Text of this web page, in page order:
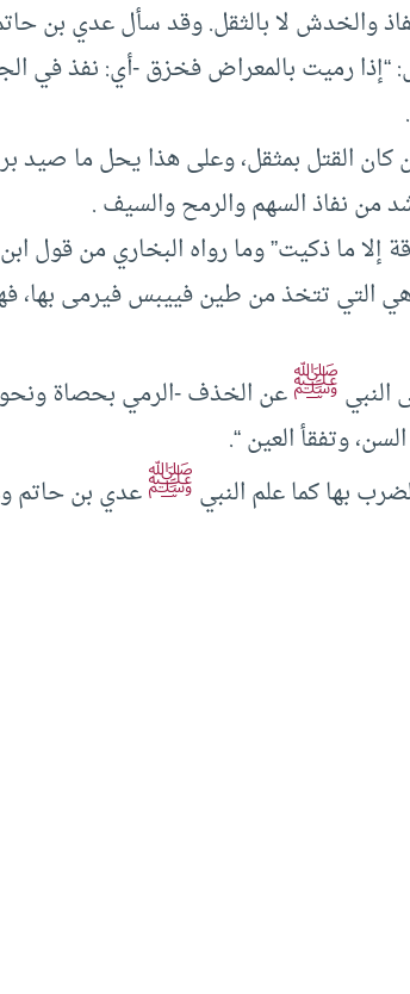
والخدش لا بالثقل. وقد سأل عدي بن
“إذا رميت بالمعراض فخزق -أي: نفذ في
القتل بمثقل، وعلى هذا يحل ما صيد
من نفاذ السهم والرمح والسيف .
إلا ما ذكيت” وما رواه البخاري من قول
هي التي تتخذ من طين فييبس فيرمى
ﷺعن الخذف -الرمي بحصاة
وتفقأ العين “.
بها كما علم النبيﷺعدي بن حاتم